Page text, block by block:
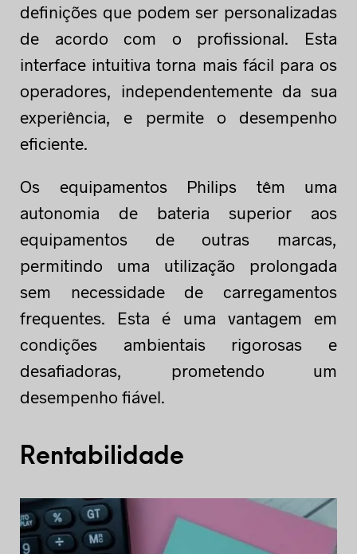
definições que podem ser personalizadas
de acordo com o profissional. Esta
interface intuitiva torna mais fácil para os
operadores, independentemente da sua
experiência, e permite o desempenho
eficiente.
Os equipamentos Philips têm uma
autonomia de bateria superior aos
equipamentos de outras marcas,
permitindo uma utilização prolongada
sem necessidade de carregamentos
frequentes. Esta é uma vantagem em
condições ambientais rigorosas e
desafiadoras, prometendo um
desempenho fiável.
Rentabilidade